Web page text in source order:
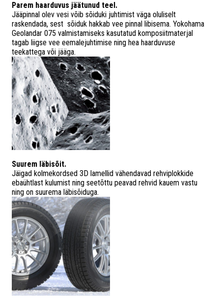
Parem haarduvus jäätunud teel.
Jääpinnal olev vesi võib sõiduki juhtimist väga oluliselt
raskendada, sest sõiduk hakkab vee pinnal libisema. Yokohama
Geolandar 075 valmistamiseks kasutatud komposiitmaterjal
tagab liigse vee eemalejuhtimise ning hea haarduvuse
teekattega või jääga.
Suurem läbisõit.
Jäigad kolmekordsed 3D lamellid vähendavad rehviplokkide
ebaühtlast kulumist ning seetõttu peavad rehvid kauem vastu
ning on suurema läbisõiduga.